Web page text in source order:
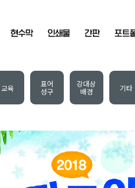
교육
표어
성구
강대상
배경
기타